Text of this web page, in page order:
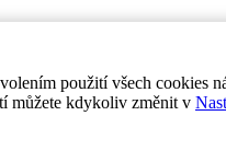
použití všech cookies
můžete kdykoliv změnit v